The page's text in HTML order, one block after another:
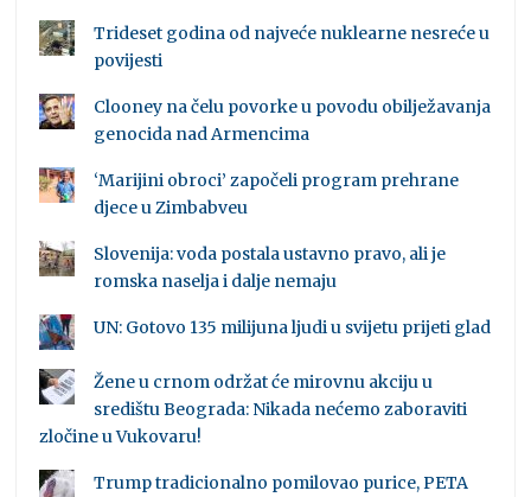
Trideset godina od najveće nuklearne nesreće u
povijesti
Clooney na čelu povorke u povodu obilježavanja
genocida nad Armencima
‘Marijini obroci’ započeli program prehrane
djece u Zimbabveu
Slovenija: voda postala ustavno pravo, ali je
romska naselja i dalje nemaju
UN: Gotovo 135 milijuna ljudi u svijetu prijeti glad
Žene u crnom održat će mirovnu akciju u
središtu Beograda: Nikada nećemo zaboraviti
zločine u Vukovaru!
Trump tradicionalno pomilovao purice, PETA